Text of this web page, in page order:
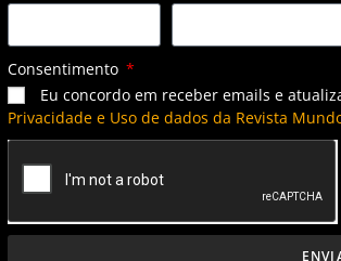
Consentimento
Eu concordo em receber emails e
Privacidade e Uso de dados da Revista